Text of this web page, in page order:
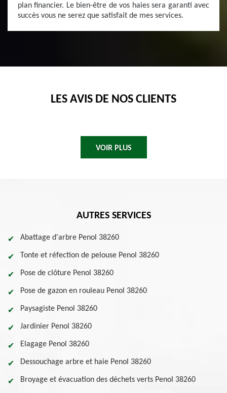
plan financier. Le bien-être de vos haies sera garanti avec
succès vous ne serez que satisfait de mes services.
LES AVIS DE NOS CLIENTS
VOIR PLUS
AUTRES SERVICES
Abattage d'arbre Penol 38260
Tonte et réfection de pelouse Penol 38260
Pose de clôture Penol 38260
Pose de gazon en rouleau Penol 38260
Paysagiste Penol 38260
Jardinier Penol 38260
Elagage Penol 38260
Dessouchage arbre et haie Penol 38260
Broyage et évacuation des déchets verts Penol 38260